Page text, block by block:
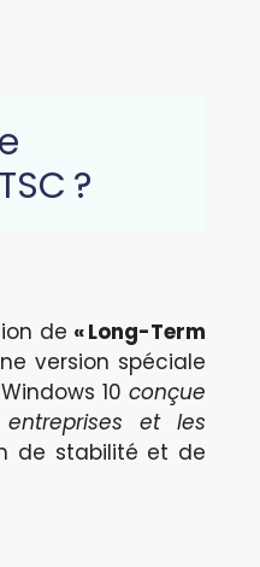
?
de « Long-Term
version spéciale
10conçue
et les
de stabilité et de